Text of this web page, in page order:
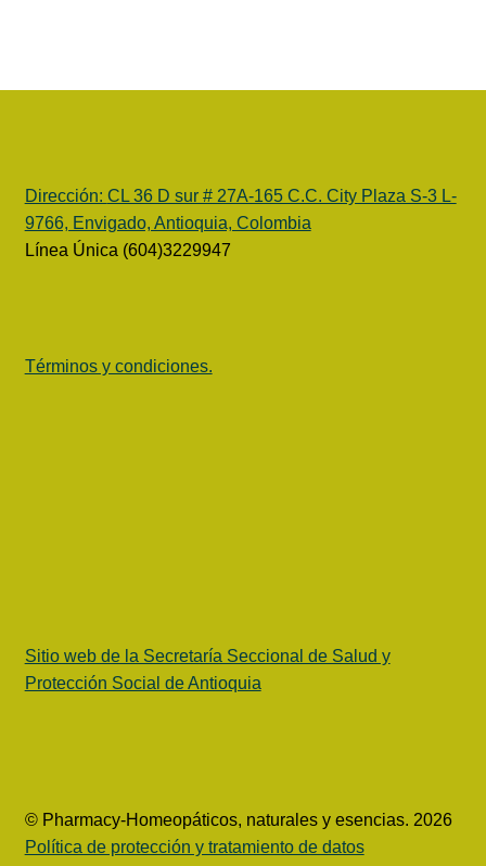
Dirección: CL 36 D sur # 27A-165 C.C. City Plaza S-3 L-
9766, Envigado, Antioquia, Colombia
Línea Única (604)3229947
Términos y condiciones.
Sitio web de la Secretaría Seccional de Salud y
Protección Social de Antioquia
© Pharmacy-Homeopáticos, naturales y esencias. 2026
Política de protección y tratamiento de datos